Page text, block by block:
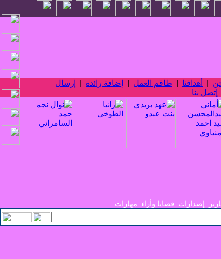
أهدافنا طاقم العمل إضافة رائدة
إرسال
إتصل بنا
إصدارات قضايا وأراء مهارات